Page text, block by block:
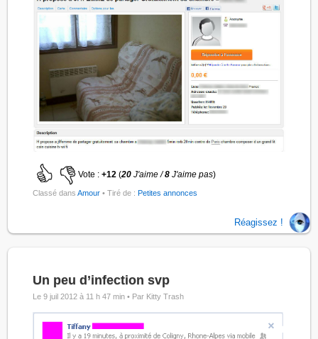
Vote :+12 (20J'aime /8 J'aime pas)
Classé dansAmour • Tiré de :Petites annonces
Réagissez !
Un peu d’infection svp
Le 9 juil 2012 à 11 h 47 min • Par Kitty Trash